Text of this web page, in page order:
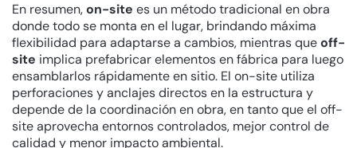
En resumen,on-site es un método tradicional en obra
donde todo se monta en el lugar, brindando máxima
flexibilidad para adaptarse a cambios, mientras queoff-
site implica prefabricar elementos en fábrica para luego
ensamblarlos rápidamente en sitio. El on-site utiliza
perforaciones y anclajes directos en la estructura y
depende de la coordinación en obra, en tanto que el off-
site aprovecha entornos controlados, mejor control de
calidad y menor impacto ambiental.